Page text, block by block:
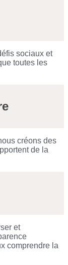
sociaux et
toutes les
créons des
de la
et
comprendre la